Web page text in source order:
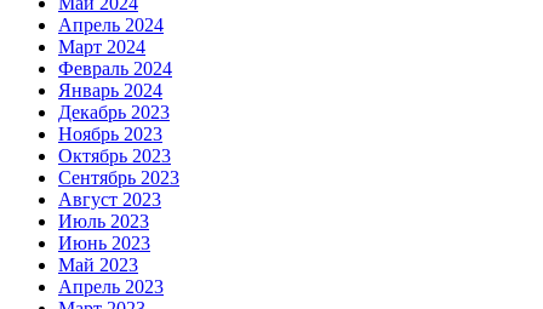
Апрель 2024
Март 2024
Февраль 2024
Январь 2024
Декабрь 2023
Ноябрь 2023
Октябрь 2023
Сентябрь 2023
Август 2023
Июль 2023
Июнь 2023
Май 2023
Апрель 2023